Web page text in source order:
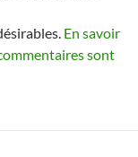
En savoir
sont